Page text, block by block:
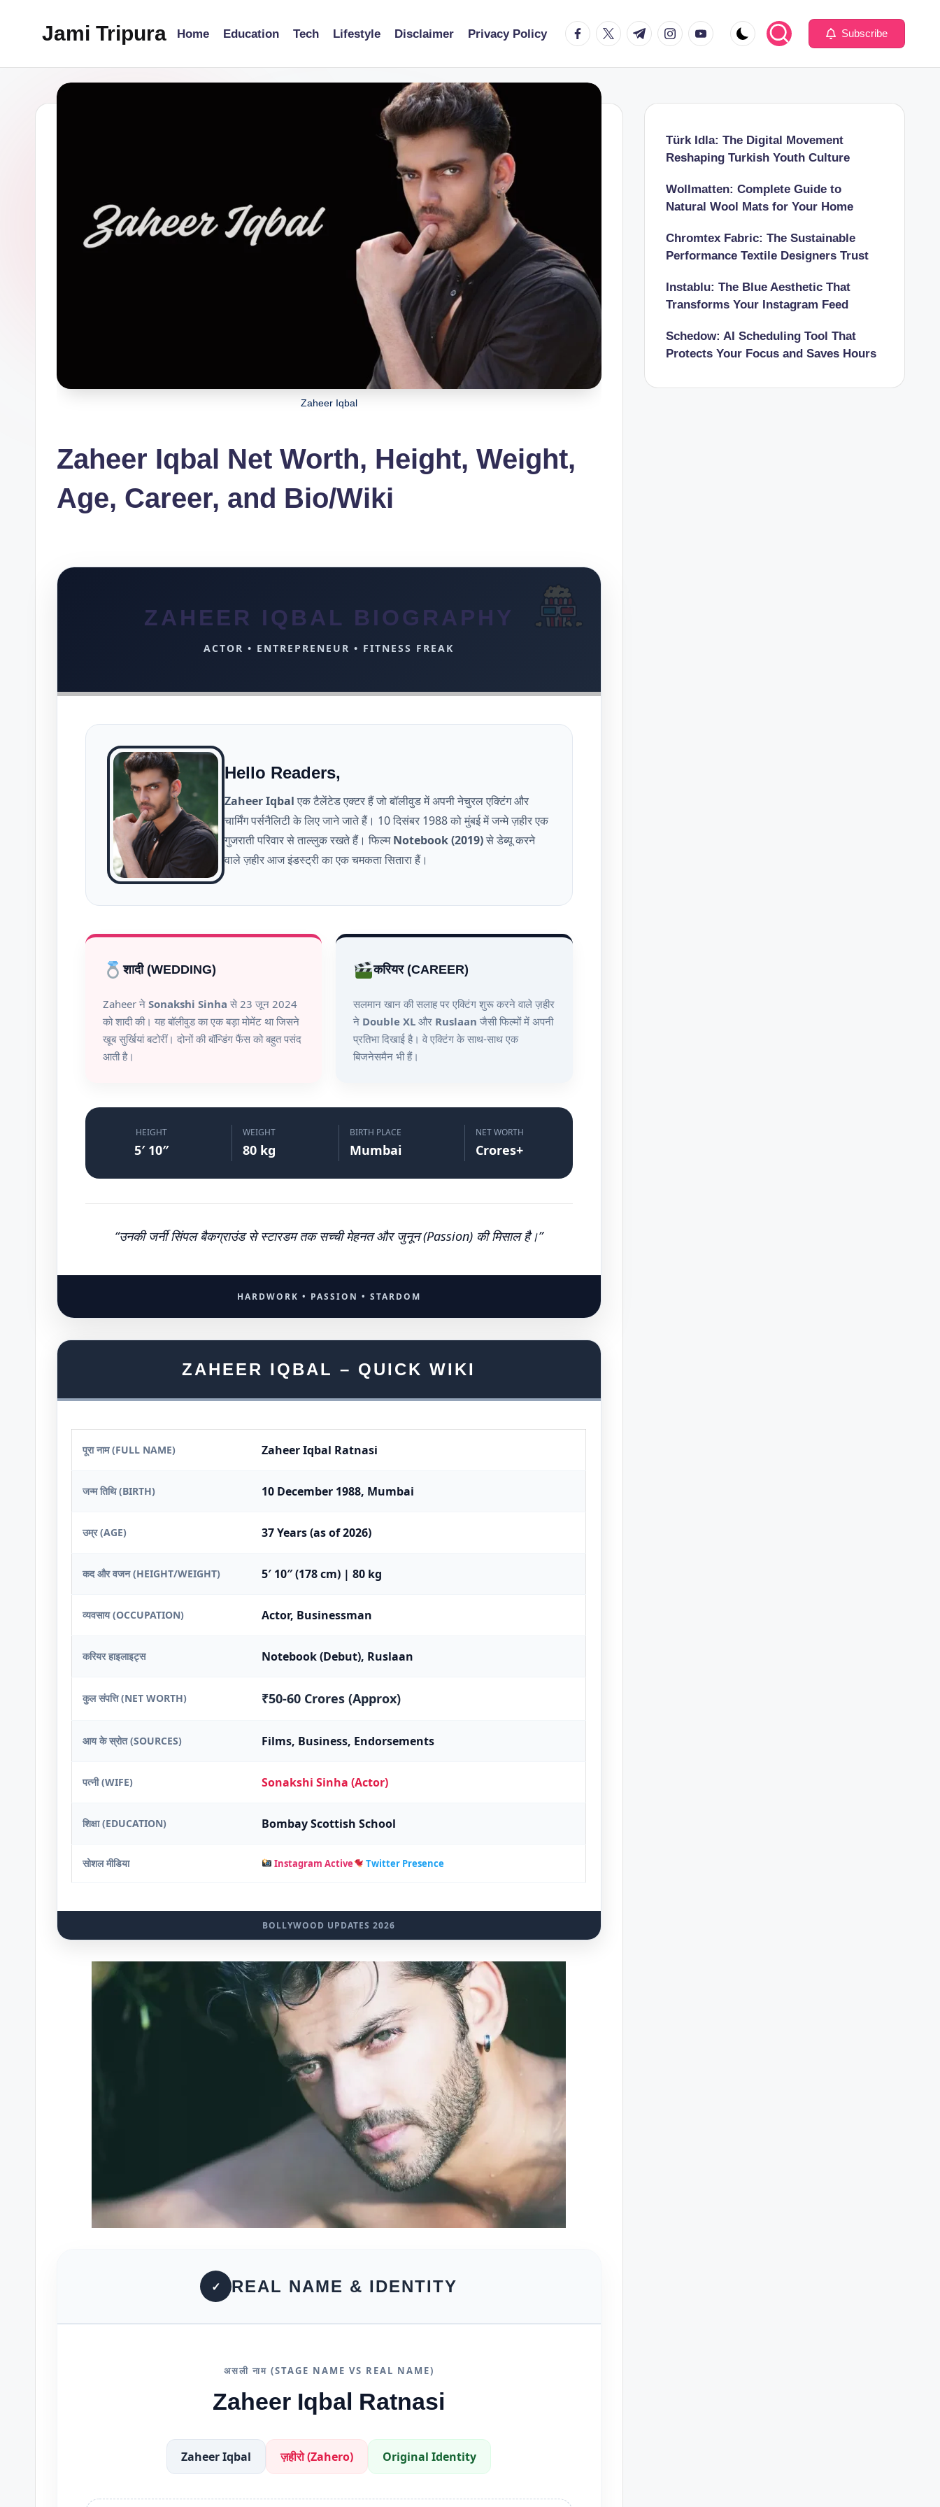
Jami Tripura
Reliable
Guide
Home Education Tech Lifestyle Disclaimer Privacy Policy facebook.com
twitter.com
t.me instagram.com
youtube.com Subscribe
Zaheer Iqbal
Zaheer Iqbal Net Worth, Height, Weight,
Age, Career, and Bio/Wiki
ZAHEER IQBAL BIOGRAPHY
ACTOR • ENTREPRENEUR • FITNESS FREAK
Hello Readers,
Zaheer Iqbal एक टैलेंटेड एक्टर हैं जो बॉलीवुड में अपनी नेचुरल एक्टिंग और
चार्मिंग पर्सनैलिटी के लिए जाने जाते हैं। 10 दिसंबर 1988 को मुंबई में जन्मे ज़हीर एक
गुजराती परिवार से ताल्लुक रखते हैं। फिल्मNotebook (2019)से डेब्यू करने
वाले ज़हीर आज इंडस्ट्री का एक चमकता सितारा हैं।
शादी (WEDDING)
Zaheer ने Sonakshi Sinha से 23 जून 2024
को शादी की। यह बॉलीवुड का एक बड़ा मोमेंट था जिसने
खूब सुर्खियां बटोरीं। दोनों की बॉन्डिंग फैंस को बहुत पसंद
आती है।
करियर (CAREER)
सलमान खान की सलाह पर एक्टिंग शुरू करने वाले ज़हीर
ने Double XL और Ruslaan जैसी फिल्मों में अपनी
प्रतिभा दिखाई है। वे एक्टिंग के साथ-साथ एक
बिजनेसमैन भी हैं।
HEIGHT
5′ 10″
WEIGHT
80 kg
BIRTH PLACE
Mumbai
NET WORTH
Crores+
“उनकी जर्नी सिंपल बैकग्राउंड से स्टारडम तक सच्ची मेहनत और जुनून (Passion) की मिसाल है।”
HARDWORK • PASSION • STARDOM
ZAHEER IQBAL – QUICK WIKI
पूरा नाम (FULL NAME) Zaheer Iqbal Ratnasi
जन्म तिथि (BIRTH) 10 December 1988, Mumbai
उम्र (AGE) 37 Years (as of 2026)
कद और वजन (HEIGHT/WEIGHT) 5′ 10″ (178 cm) | 80 kg
व्यवसाय (OCCUPATION) Actor, Businessman
करियर हाइलाइट्स Notebook (Debut), Ruslaan
कुल संपत्ति (NET WORTH) ₹50-60 Crores (Approx)
आय के स्रोत (SOURCES) Films, Business, Endorsements
पत्नी (WIFE) Sonakshi Sinha (Actor)
शिक्षा (EDUCATION) Bombay Scottish School
सोशल मीडिया Instagram Active Twitter Presence
BOLLYWOOD UPDATES 2026
✓ REAL NAME & IDENTITY
असली नाम (STAGE NAME VS REAL NAME)
Zaheer Iqbal Ratnasi
Zaheer Iqbal ज़हीरो (Zahero) Original Identity
Türk Idla: The Digital Movement
Reshaping Turkish Youth Culture
Wollmatten: Complete Guide to
Natural Wool Mats for Your Home
Chromtex Fabric: The Sustainable
Performance Textile Designers Trust
Instablu: The Blue Aesthetic That
Transforms Your Instagram Feed
Schedow: AI Scheduling Tool That
Protects Your Focus and Saves Hours